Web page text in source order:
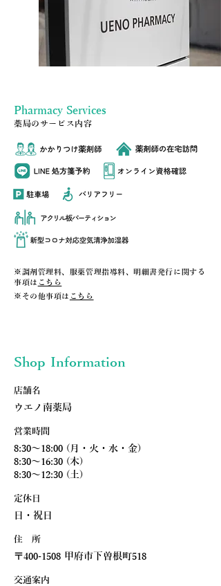
Pharmacy Services
薬局のサービス内容
※調剤管理料、服薬管理指導料、明細書発行に関する
事項は こちら
※その他事項は こちら
Shop Information
​店舗名
ウエノ南薬局
営業時間
8:30～18:00 (月・火・水・金)
8:30～16:30 (木)
8:30～12:30 (土)
​定休日
日・祝日
住 所
〒400-1508 甲府市下曽根町518
交通案内